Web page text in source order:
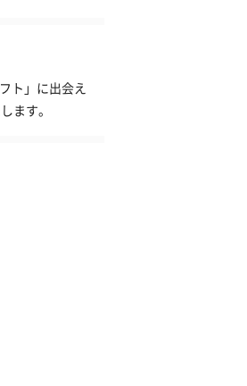
ト」に出会え
ます。